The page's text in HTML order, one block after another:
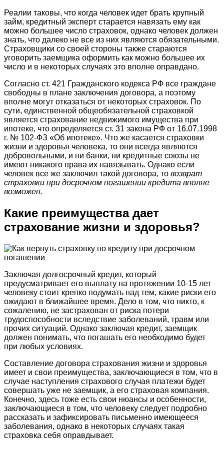
Реалии таковы, что когда человек идет брать крупный
займ, кредитный эксперт старается навязать ему как
можно большее число страховок, однако человек должен
знать, что далеко не все из них являются обязательными.
Страховщики со своей стороны также стараются
уговорить заемщика оформить как можно большее их
число и в некоторых случаях это вполне оправдано.
Согласно ст. 421 Гражданского кодекса РФ все граждане
свободны в плане заключения договора, а поэтому
вполне могут отказаться от некоторых страховок. По
сути, единственной общеобязательной страховкой
является страхование недвижимого имущества при
ипотеке, что определяется ст. 31 закона РФ от 16.07.1998
г. № 102-ФЗ «Об ипотеке». Что же касается страховки
жизни и здоровья человека, то они всегда являются
добровольными, и ни банки, ни кредитные союзы не
имеют никакого права их навязывать. Однако если
человек все же заключил такой договора, то возврат
страховки при досрочном погашении кредита вполне
возможен.
Какие преимущества дает
страхование жизни и здоровья?
Заключая долгосрочный кредит, который
предусматривает его выплату на протяжении 10-15 лет
человеку стоит крепко подумать над тем, какие риски его
ожидают в ближайшее время. Дело в том, что никто, к
сожалению, не застрахован от риска потери
трудоспособности вследствие заболеваний, травм или
прочих ситуаций. Однако заключая кредит, заемщик
должен понимать, что погашать его необходимо будет
при любых условиях.
Составление договора страхования жизни и здоровья
имеет и свои преимущества, заключающиеся в том, что в
случае наступления страхового случая платежи будет
совершать уже не заемщик, а его страховая компания.
Конечно, здесь тоже есть свои нюансы и особенности,
заключающиеся в том, что человеку следует подробно
рассказать и зафиксировать письменно имеющееся
заболевания, однако в некоторых случаях такая
страховка себя оправдывает.